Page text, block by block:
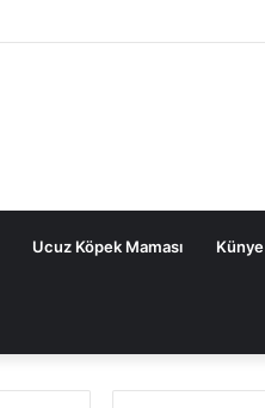
Ucuz Köpek Maması Künye